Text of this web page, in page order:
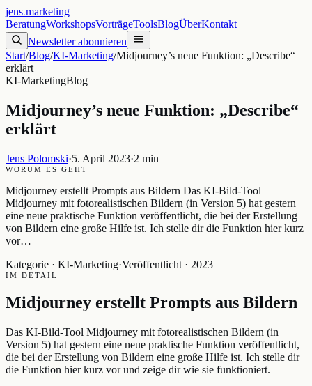
jens.marketing
BeratungWorkshopsVorträgeToolsBlogÜberKontakt
Newsletter abonnieren
Start/Blog/KI-Marketing/Midjourney’s neue Funktion: „Describe“
erklärt
KI-MarketingBlog
Midjourney’s neue Funktion: „Describe“
erklärt
Jens Polomski·5. April 2023·2 min
WORUM ES GEHT
Midjourney erstellt Prompts aus Bildern Das KI-Bild-Tool
Midjourney mit fotorealistischen Bildern (in Version 5) hat gestern
eine neue praktische Funktion veröffentlicht, die bei der Erstellung
von Bildern eine große Hilfe ist. Ich stelle dir die Funktion hier kurz
vor…
Kategorie · KI-Marketing·Veröffentlicht · 2023
IM DETAIL
Midjourney erstellt Prompts aus Bildern
Das KI-Bild-Tool Midjourney mit fotorealistischen Bildern (in
Version 5) hat gestern eine neue praktische Funktion veröffentlicht,
die bei der Erstellung von Bildern eine große Hilfe ist. Ich stelle dir
die Funktion hier kurz vor und zeige dir wie sie funktioniert.